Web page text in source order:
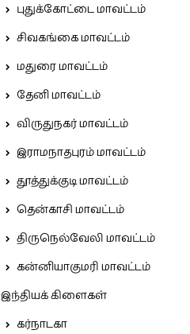
புதுக்கோட்டை மாவட்டம்
சிவகங்கை மாவட்டம்
மதுரை மாவட்டம்
தேனி மாவட்டம்
விருதுநகர் மாவட்டம்
இராமநாதபுரம் மாவட்டம்
தூத்துக்குடி மாவட்டம்
தென்காசி மாவட்டம்
திருநெல்வேலி மாவட்டம்
கன்னியாகுமரி மாவட்டம்
இந்தியக் கிளைகள்
கர்நாடகா